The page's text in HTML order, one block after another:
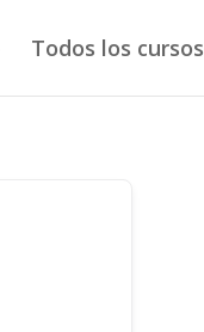
Todos los cursos